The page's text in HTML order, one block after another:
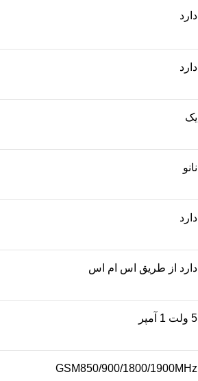
دارد
دارد
یک
نانو
دارد
دارد از طریق اس ام اس
5 ولت 1 آمپر
GSM850/900/1800/1900MHz